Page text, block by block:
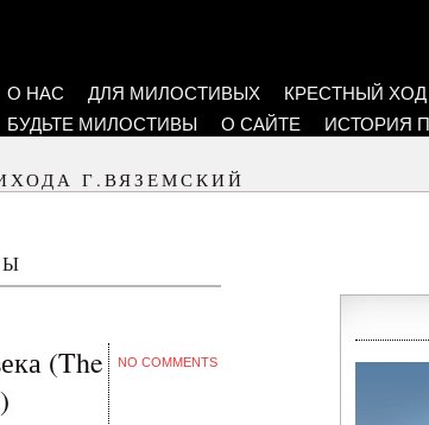
О НАС ДЛЯ МИЛОСТИВЫХ КРЕСТНЫЙ ХОД
БУДЬТЕ МИЛОСТИВЫ
О САЙТЕ ИСТОРИЯ
Г.ВЯЗЕМСКИЙ
(The
NO COMMENTS